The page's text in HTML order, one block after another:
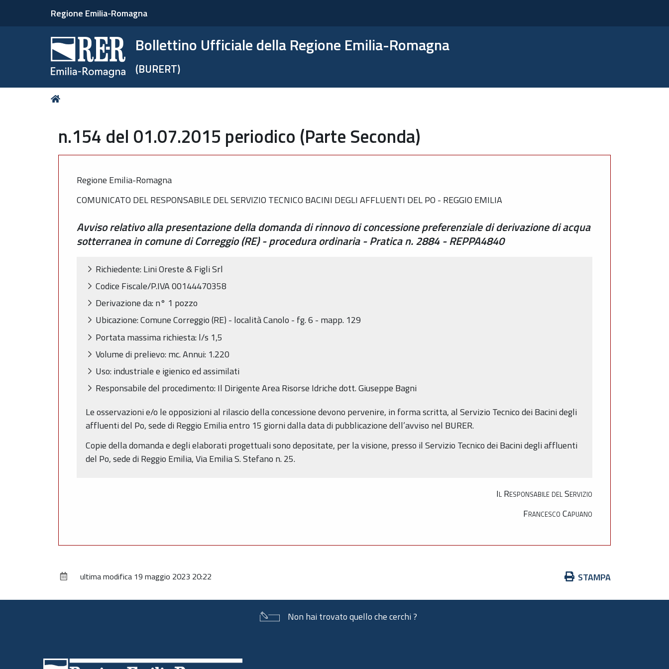
Regione Emilia-Romagna
Bollettino Ufficiale della Regione Emilia-Romagna
(BURERT)
Tu
n.154 del 01.07.2015 periodico (Parte Seconda)
Regione Emilia-Romagna
COMUNICATO DEL RESPONSABILE DEL SERVIZIO TECNICO BACINI DEGLI AFFLUENTI DEL PO - REGGIO EMILIA
Avviso relativo alla presentazione della domanda di rinnovo di concessione preferenziale di derivazione di acqua
sotterranea in comune di Correggio (RE) - procedura ordinaria - Pratica n. 2884 - REPPA4840
Richiedente: Lini Oreste & Figli Srl
Codice Fiscale/P.IVA 00144470358
Derivazione da: n° 1 pozzo
Ubicazione: Comune Correggio (RE) - località Canolo - fg. 6 - mapp. 129
Portata massima richiesta: l/s 1,5
Volume di prelievo: mc. Annui: 1.220
Uso: industriale e igienico ed assimilati
Responsabile del procedimento: Il Dirigente Area Risorse Idriche dott. Giuseppe Bagni
Le osservazioni e/o le opposizioni al rilascio della concessione devono pervenire, in forma scritta, al Servizio Tecnico dei Bacini degli
affluenti del Po, sede di Reggio Emilia entro 15 giorni dalla data di pubblicazione dell’avviso nel BURER.
Copie della domanda e degli elaborati progettuali sono depositate, per la visione, presso il Servizio Tecnico dei Bacini degli affluenti
del Po, sede di Reggio Emilia, Via Emilia S. Stefano n. 25.
Il Responsabile del Servizio
Francesco Capuano
Azioni
documento
STAMPA
ultima modifica 19 maggio 2023 20:22
Non hai trovato quello che cerchi ?